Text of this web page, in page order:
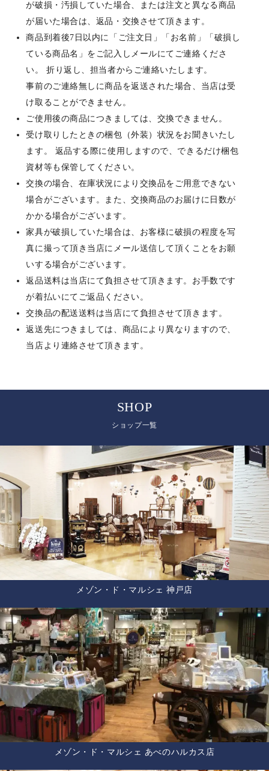
が破損・汚損していた場合、または注文と異なる商品
が届いた場合は、返品・交換させて頂きます。
商品到着後7日以内に「ご注文日」「お名前」「破損し
ている商品名」をご記入しメールにてご連絡くださ
い。 折り返し、担当者からご連絡いたします。
事前のご連絡無しに商品を返送された場合、当店は受
け取ることができません。
ご使用後の商品につきましては、交換できません。
受け取りしたときの梱包（外装）状況をお聞きいたし
ます。 返品する際に使用しますので、できるだけ梱包
資材等も保管してください。
交換の場合、在庫状況により交換品をご用意できない
場合がございます。また、交換商品のお届けに日数が
かかる場合がございます。
家具が破損していた場合は、お客様に破損の程度を写
真に撮って頂き当店にメール送信して頂くことをお願
いする場合がございます。
返品送料は当店にて負担させて頂きます。お手数です
が着払いにてご返品ください。
交換品の配送送料は当店にて負担させて頂きます。
返送先につきましては、商品により異なりますので、
当店より連絡させて頂きます。
SHOP
ショップ一覧
メゾン・ド・マルシェ 神戸店
メゾン・ド・マルシェ あべのハルカス店